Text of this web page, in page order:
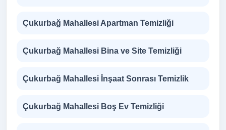
Çukurbağ Mahallesi Apartman Temizliği
Çukurbağ Mahallesi Bina ve Site Temizliği
Çukurbağ Mahallesi İnşaat Sonrası Temizlik
Çukurbağ Mahallesi Boş Ev Temizliği